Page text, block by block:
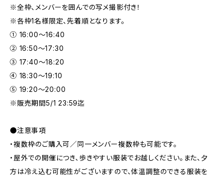
※全枠、メンバーを囲んでの写メ撮影付き！
※各枠1名様限定、先着順となります。
① 16:00〜16:40
② 16:50〜17:30
③ 17:40〜18:20
④ 18:30〜19:10
⑤ 19:20〜20:00
※販売期間5/1 23:59迄
●注意事項
・複数枠のご購入可／同一メンバー複数枠も可能です。
・屋外での開催につき、歩きやすい服装でお越しください。また、夕
方は冷え込む可能性がございますので、体温調整のできる服装を